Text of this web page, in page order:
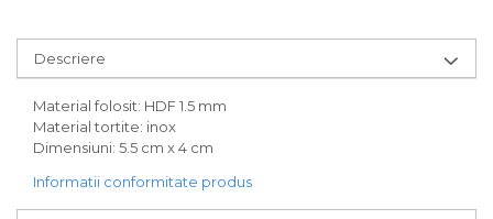
Descriere
Material folosit: HDF 1.5 mm
Material tortite: inox
Dimensiuni: 5.5 cm x 4 cm
Informatii conformitate produs